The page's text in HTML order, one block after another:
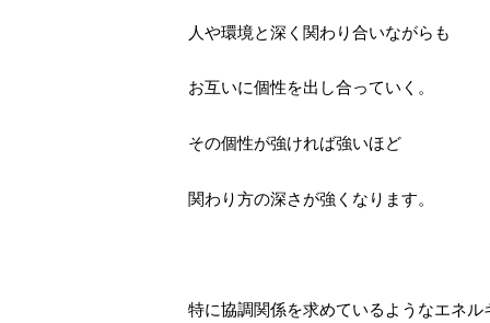
人や環境と深く関わり合いながらも
お互いに個性を出し合っていく。
その個性が強ければ強いほど
関わり方の深さが強くなります。
特に協調関係を求めているようなエネル